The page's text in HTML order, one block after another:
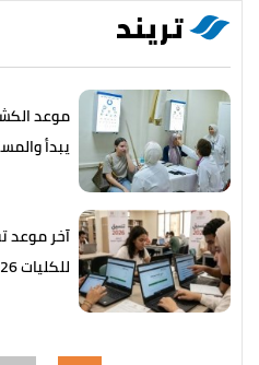
تريند
يبدأ
آخر موعد
للكليات 2026.. وخطوات استكمال القيد